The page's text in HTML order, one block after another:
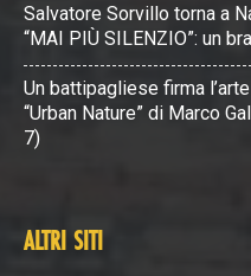
Salvatore Sorvillo torna a
“MAI PIÙ SILENZIO”: un
Un battipagliese firma
“Urban Nature” di Marco
7)
ALTRI SITI